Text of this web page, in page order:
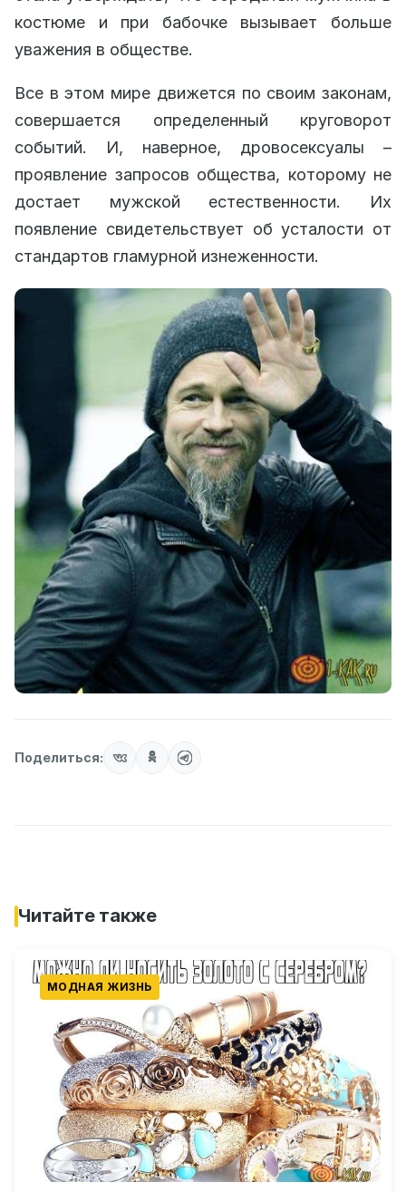
костюме и при бабочке вызывает больше
уважения в обществе.
Все в этом мире движется по своим законам,
совершается определенный круговорот
событий. И, наверное, дровосексуалы –
проявление запросов общества, которому не
достает мужской естественности. Их
появление свидетельствует об усталости от
стандартов гламурной изнеженности.
Поделиться:
Читайте также
МОДНАЯ ЖИЗНЬ